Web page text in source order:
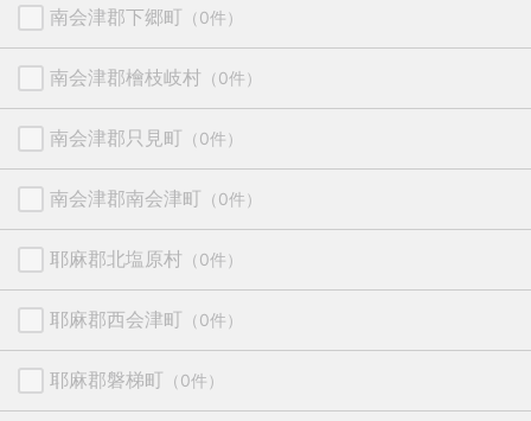
南会津郡下郷町 （0件）
南会津郡檜枝岐村 （0件）
南会津郡只見町 （0件）
南会津郡南会津町 （0件）
耶麻郡北塩原村 （0件）
耶麻郡西会津町 （0件）
耶麻郡磐梯町 （0件）